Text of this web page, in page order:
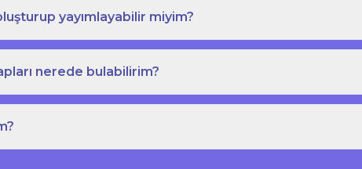
yayımlayabilir miyim?
nerede bulabilirim?